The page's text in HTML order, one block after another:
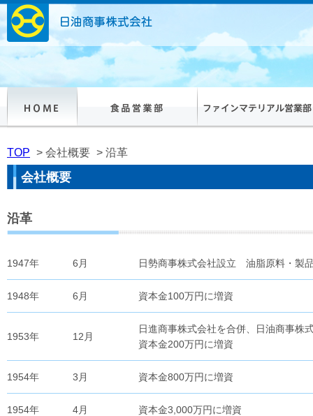
TOP > 会社概要 > 沿革
会社概要
沿革
1947年 6月 日勢商事株式会社設立 油脂原料・製
1948年 6月 資本金100万円に増資
1953年 12月
日進商事株式会社を合併、日油商事株
資本金200万円に増資
1954年 3月 資本金800万円に増資
1954年 4月 資本金3,000万円に増資